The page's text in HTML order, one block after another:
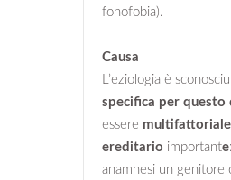
fonofobia).
Causa
L’eziologia è
specifica per questo
essere multifattoriale
ereditario importante
anamnesi un genitore